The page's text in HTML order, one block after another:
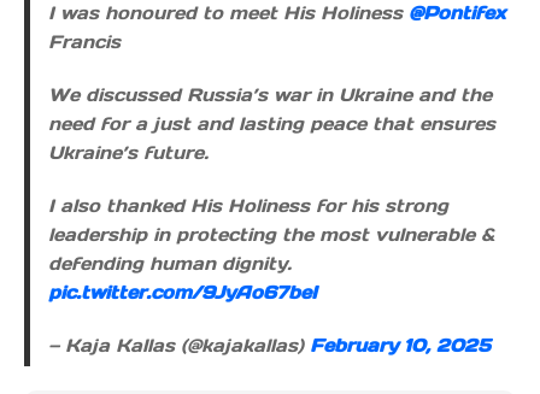
I was honoured to meet His Holiness @Pontifex
Francis
We discussed Russia’s war in Ukraine and the
need for a just and lasting peace that ensures
Ukraine’s future.
I also thanked His Holiness for his strong
leadership in protecting the most vulnerable &
defending human dignity.
pic.twitter.com/9JyAo67beI
— Kaja Kallas (@kajakallas) February 10, 2025